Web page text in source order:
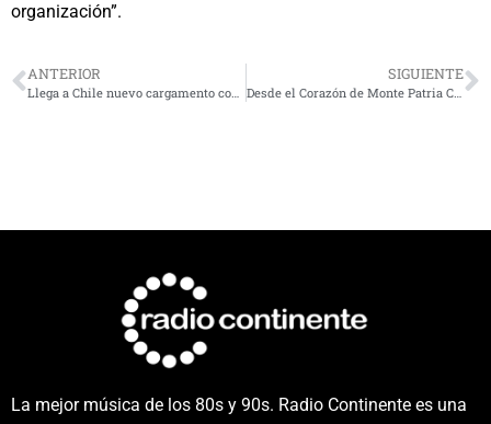
organización”.
ANTERIOR SIGUIENTE
Desde el Corazón de Monte Patria Cervecería Lisambarth se abre paso entre las cervezas artesanales a través de la sustentabilidad
La mejor música de los 80s y 90s. Radio Continente es una